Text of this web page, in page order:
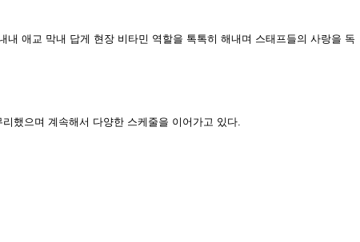
내 애교 막내 답게 현장 비타민 역할을 톡톡히 해내며 스태프들의 사랑을 독
했으며 계속해서 다양한 스케줄을 이어가고 있다.